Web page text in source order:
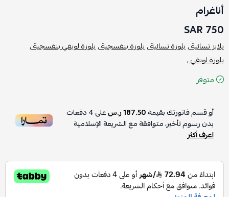
أناغرام
750 SAR
بلايز نسائية ,بلوزة نسائية ,بلوزة بنفسجية ,بلوزة لويفي بنفسجية ,
بلوزة لويفي ,
متوفر
أو قسم فاتورتك بقيمة187.50 ر.س على4دفعات
بدون رسوم تأخير، متوافقة مع الشريعة الإسلامية
اعرف أكثر